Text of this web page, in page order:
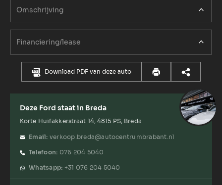
Omschrijving
Financiering/lease
Download PDF van deze auto
Deze Ford staat in Breda
Korte Huifakkerstraat 14, 4815 PS, Breda
Email: verkoop.breda@autocentrumbrabant.nl
Telefoon: 076 204 5040
Whatsapp: +31 076 204 5040